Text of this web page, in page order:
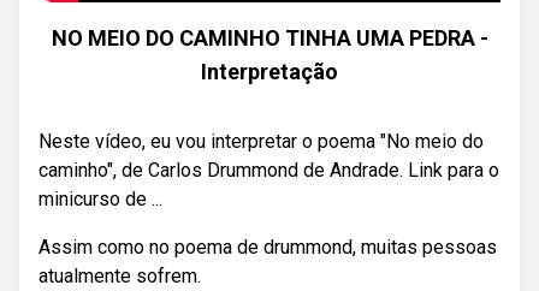
NO MEIO DO CAMINHO TINHA UMA PEDRA -
Interpretação
Neste vídeo, eu vou interpretar o poema "No meio do
caminho", de Carlos Drummond de Andrade. Link para o
minicurso de ...
Assim como no poema de drummond, muitas pessoas
atualmente sofrem.